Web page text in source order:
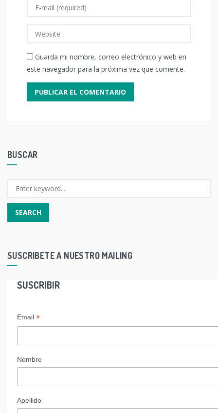
Guarda mi nombre, correo electrónico y web en
este navegador para la próxima vez que comente.
BUSCAR
SUSCRIBETE A NUESTRO MAILING
SUSCRIBIR
Email *
Nombre
Apellido